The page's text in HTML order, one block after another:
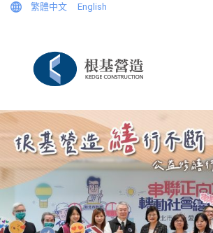
繁體中文 English